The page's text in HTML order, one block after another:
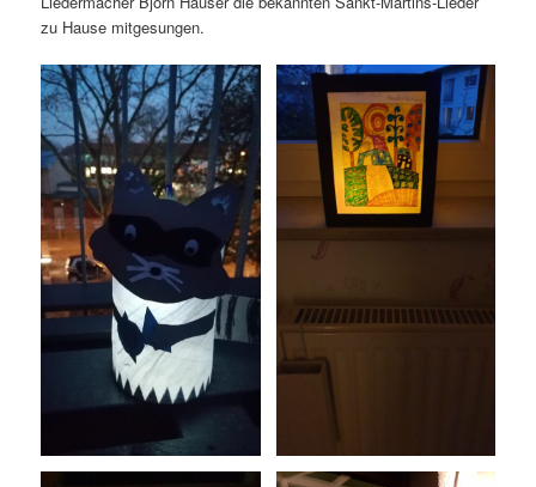
zu Hause mitgesungen.